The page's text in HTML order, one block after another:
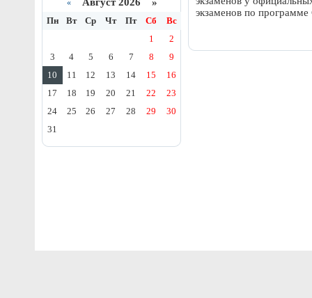
экзаменов по программе
«
Пн Вт Ср Чт Пт Сб
Вс
1
2
3
4 5 6 7 8
9
10
11 12 13 14 15
16
17
18 19 20 21 22
23
24
25 26 27 28 29
30
31